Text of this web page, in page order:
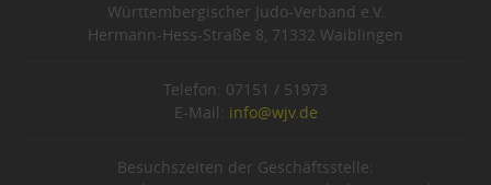
Württembergischer Judo-Verband e.V.
Hermann-Hess-Straße 8, 71332 Waiblingen
Telefon: 07151 / 51973
E-Mail: info@wjv.de
Besuchszeiten der Geschäftsstelle: